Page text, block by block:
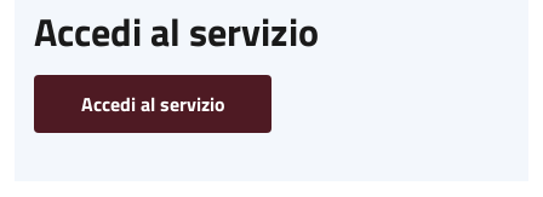
Accedi al servizio
Accedi al servizio